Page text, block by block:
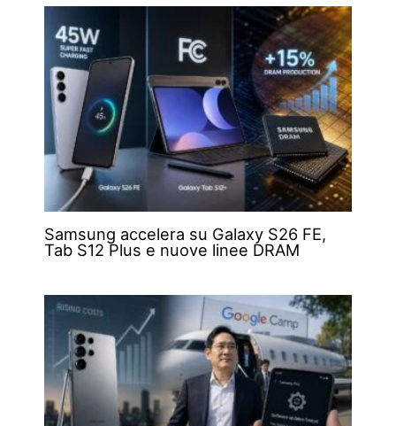
Samsung accelera su Galaxy S26 FE,
Tab S12 Plus e nuove linee DRAM